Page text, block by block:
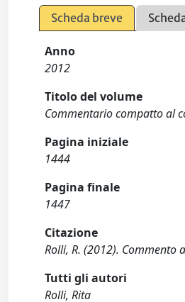
Scheda breve
Anno
2012
Titolo del volume
Commentario compatto al
Pagina iniziale
1444
Pagina finale
1447
Citazione
Rolli, R. (2012). Commento
Tutti gli autori
Rolli, Rita